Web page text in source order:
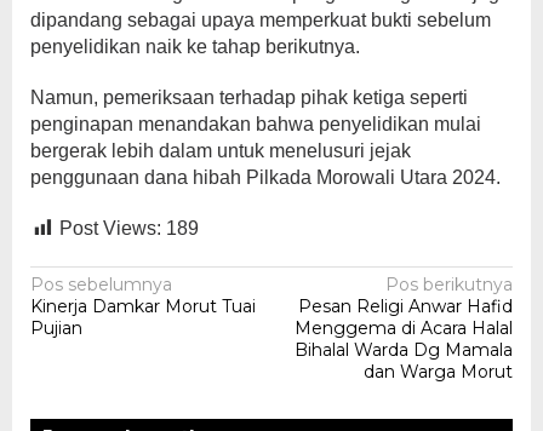
dipandang sebagai upaya memperkuat bukti sebelum
penyelidikan naik ke tahap berikutnya.
Namun, pemeriksaan terhadap pihak ketiga seperti
penginapan menandakan bahwa penyelidikan mulai
bergerak lebih dalam untuk menelusuri jejak
penggunaan dana hibah Pilkada Morowali Utara 2024.
Post Views: 189
Navigasi
pos
Pos sebelumnya
Kinerja Damkar Morut Tuai
Pujian
Pos berikutnya
Pesan Religi Anwar Hafid
Menggema di Acara Halal
Bihalal Warda Dg Mamala
dan Warga Morut